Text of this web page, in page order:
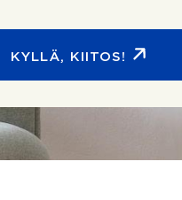
KYLLÄ, KIITOS!